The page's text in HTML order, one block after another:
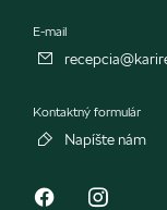
E-mail
Kontaktný formulár
Napíšte nám